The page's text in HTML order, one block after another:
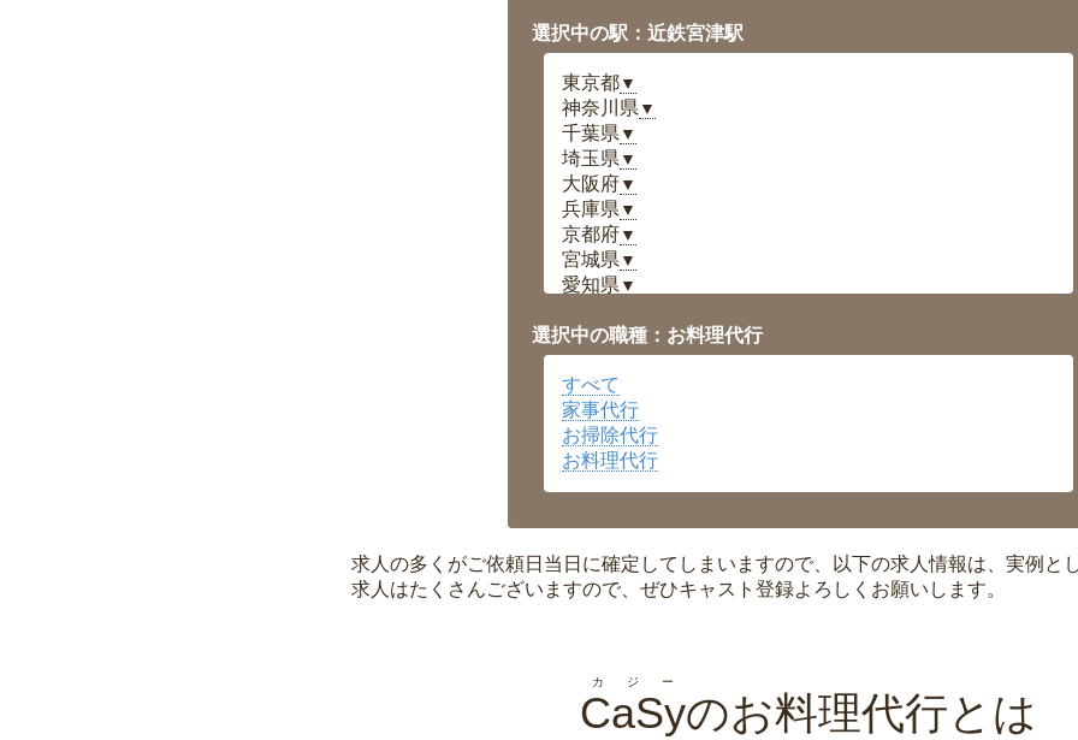
選択中の駅：近鉄宮津駅
東京都▼
神奈川県 ▼
千葉県 ▼
埼玉県 ▼
大阪府▼
兵庫県 ▼
京都府▼
宮城県 ▼
愛知県 ▼
岡山県▼
広島県▼
沖縄県
選択中の職種：お料理代行
すべて
家事代行
お掃除代行
お料理代行
求人の多くがご依頼日当日に確定してしまいますので、以下の求人情報は、実例と
求人はたくさんございますので、ぜひキャスト登録よろしくお願いします。
CaSy
カジー
のお料理代行とは